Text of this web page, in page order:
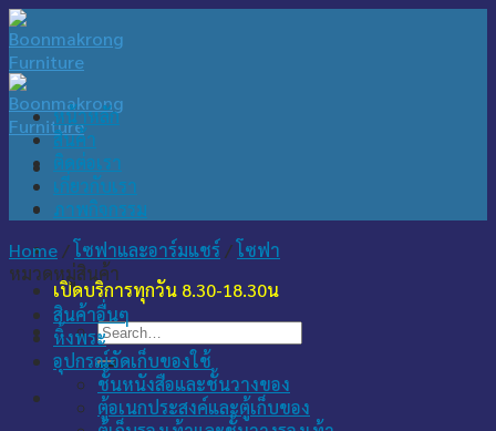
Skip
to
content
เปิดบริการทุกวัน 8.30-18.30น
Search
for:
หน้าหลัก
สินค้า
ติดต่อเรา
เกี่ยวกับเรา
ภาพกิจกรรม
Home /โซฟาและอาร์มแชร์ /โซฟา
หมวดหมู่สินค้า
สินค้าอื่นๆ
หิ้งพระ
อุปกรณ์จัดเก็บของใช้
ชั้นหนังสือและชั้นวางของ
ตู้อเนกประสงค์และตู้เก็บของ